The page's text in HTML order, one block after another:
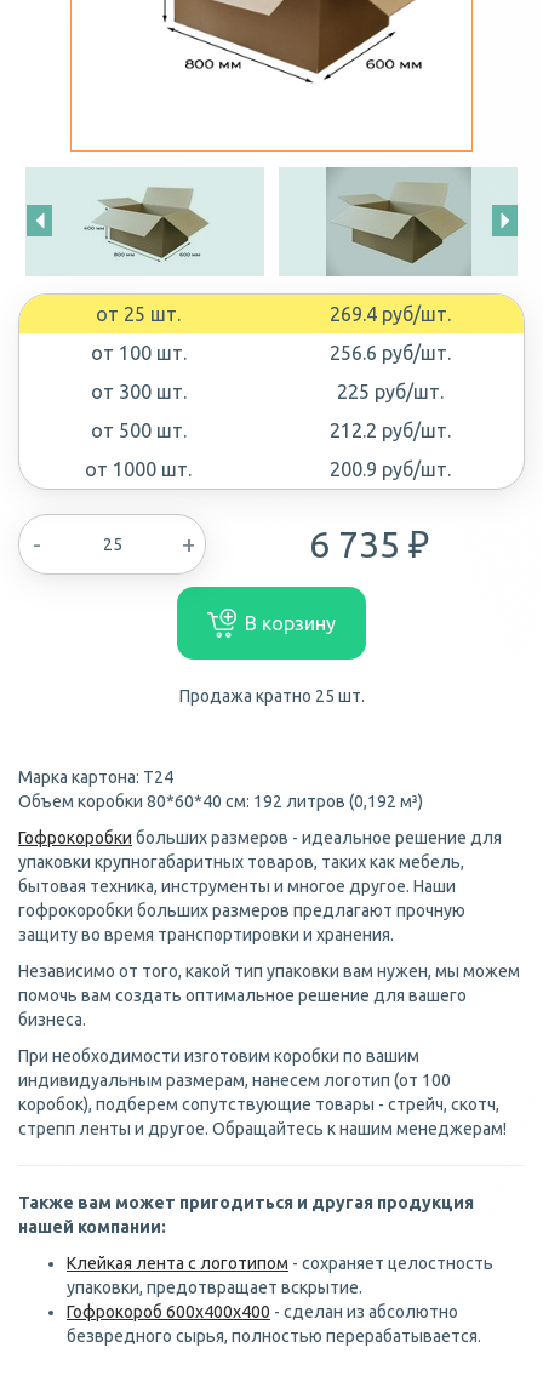
от 25 шт.
269.4 руб/шт.
от 100 шт.
256.6 руб/шт.
от 300 шт.
225 руб/шт.
от 500 шт.
212.2 руб/шт.
от 1000 шт.
200.9 руб/шт.
- + 6 735 ₽
В корзину
Продажа кратно 25 шт.
Марка картона: Т24
Объем коробки 80*60*40 см: 192 литров (0,192 м³)
Гофрокоробки больших размеров - идеальное решение для
упаковки крупногабаритных товаров, таких как мебель,
бытовая техника, инструменты и многое другое. Наши
гофрокоробки больших размеров предлагают прочную
защиту во время транспортировки и хранения.
Независимо от того, какой тип упаковки вам нужен, мы можем
помочь вам создать оптимальное решение для вашего
бизнеса.
При необходимости изготовим коробки по вашим
индивидуальным размерам, нанесем логотип (от 100
коробок), подберем сопутствующие товары - стрейч, скотч,
стрепп ленты и другое. Обращайтесь к нашим менеджерам!
Также вам может пригодиться и другая продукция
нашей компании:
Клейкая лента с логотипом - сохраняет целостность
упаковки, предотвращает вскрытие.
Гофрокороб 600х400х400 - сделан из абсолютно
безвредного сырья, полностью перерабатывается.